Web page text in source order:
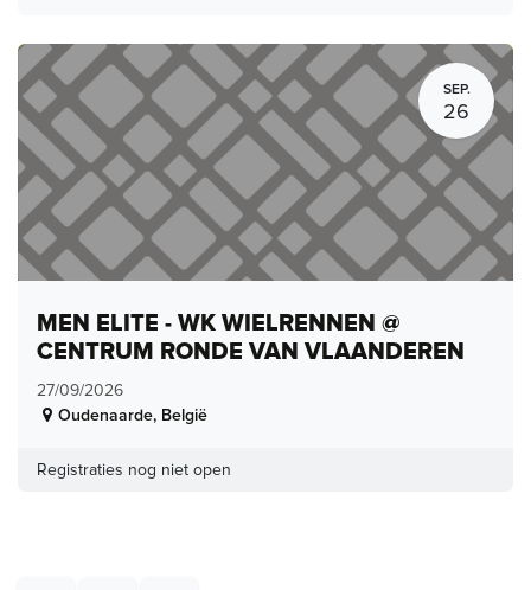
SEP.
26
MEN ELITE - WK WIELRENNEN @
CENTRUM RONDE VAN VLAANDEREN
27/09/2026
Oudenaarde, België
Registraties nog niet open